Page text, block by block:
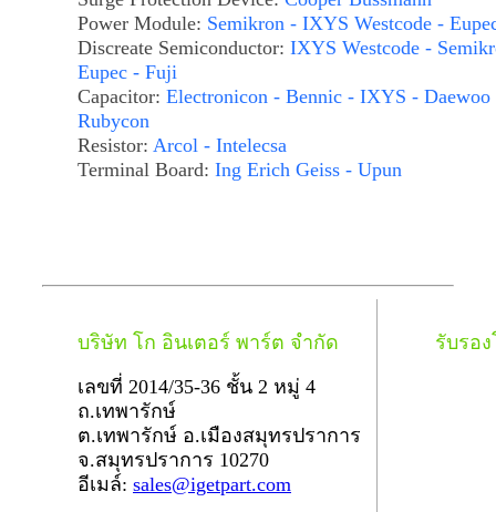
Power Module: Semikron - IXYS Westcode -
Discreate Semiconductor: IXYS Westcode -
Eupec - Fuji
Capacitor: Electronicon - Bennic - IXYS - Daewoo
Rubycon
Resistor: Arcol - Intelecsa
Terminal Board: Ing Erich Geiss - Upun
บริษัท โก อินเตอร์ พาร์ต จำกัด
เลขที่ 2014/35-36 ชั้น 2 หมู่ 4
ถ.เทพารักษ์
ต.เทพารักษ์ อ.เมืองสมุทรปราการ
จ.สมุทรปราการ 10270
อีเมล์: sales@igetpart.com
รับรอ